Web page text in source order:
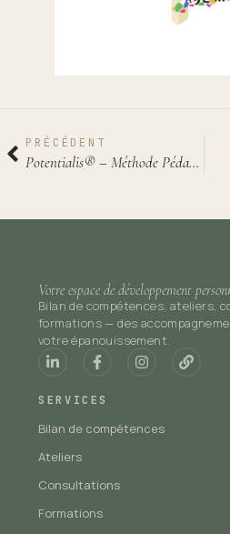
PRÉCÉDENT
Potentialis® – Méthode Pédagogique
Votre espace de développement
Bilan de compétences, ateliers,
formations — des
votre épanouissement.
SERVICES
Bilan de compétences
Ateliers
Consultations
Formations